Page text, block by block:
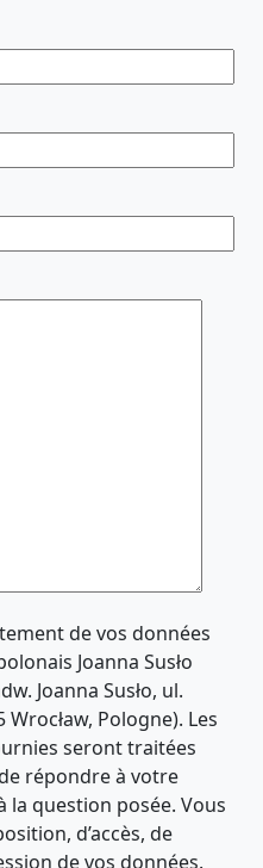
de vos données
Joanna Susło
Joanna Susło, ul.
Pologne). Les
seront traitées
répondre à votre
la question posée. Vous
d’accès, de
de vos données.